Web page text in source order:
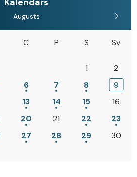
Kalendārs
Augusts
C P S Sv
1
2
6 7 8
9
13 14 15
16
20 21 22
23
27 28 29
30